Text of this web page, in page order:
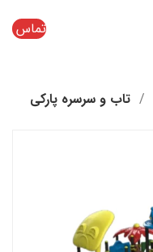
تماس
تاب و سرسره پارکی